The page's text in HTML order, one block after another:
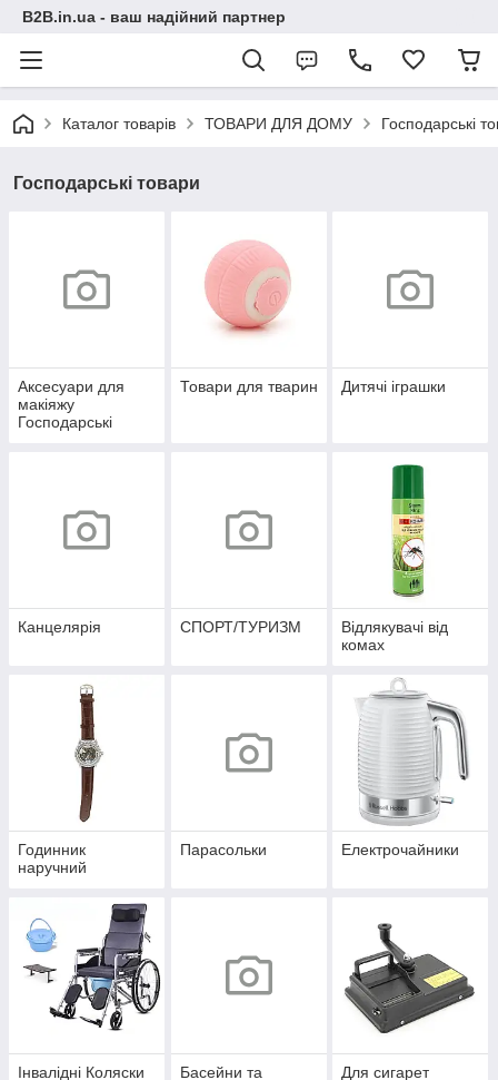
B2B.in.ua - ваш надійний партнер
Каталог товарів ТОВАРИ ДЛЯ ДОМУ Господарські
Господарські товари
Аксесуари для
макіяжу
Господарські
Товари для тварин Дитячі іграшки
Канцелярія СПОРТ/ТУРИЗМ
Відлякувачі від
комах
Годинник
наручний
Парасольки Електрочайники
Інвалідні Коляски
Басейни та
Для сигарет